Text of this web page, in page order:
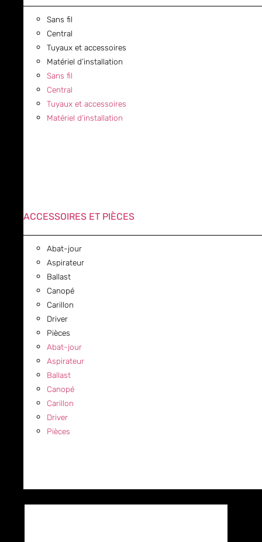
Sans fil
Central
Tuyaux et accessoires
Matériel d’installation
Sans fil
Central
Tuyaux et accessoires
Matériel d’installation
ACCESSOIRES ET PIÈCES
Abat-jour
Aspirateur
Ballast
Canopé
Carillon
Driver
Pièces
Abat-jour
Aspirateur
Ballast
Canopé
Carillon
Driver
Pièces